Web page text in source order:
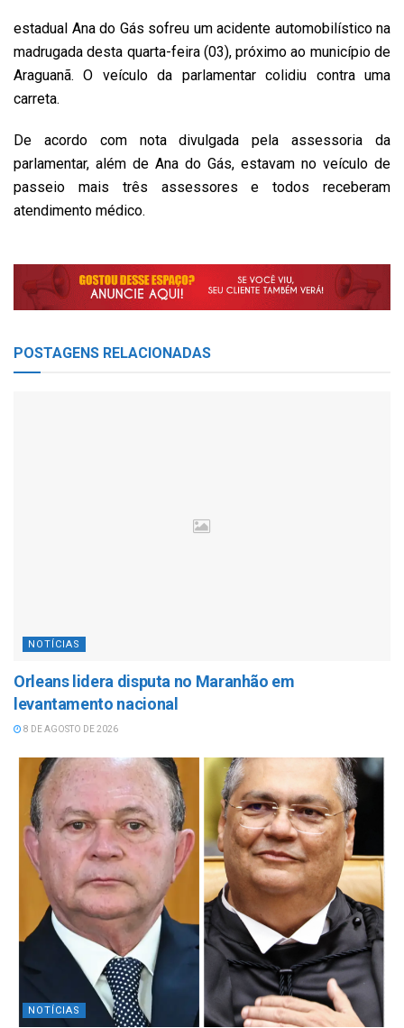
estadual Ana do Gás sofreu um acidente automobilístico na
madrugada desta quarta-feira (03), próximo ao município de
Araguanã. O veículo da parlamentar colidiu contra uma
carreta.
De acordo com nota divulgada pela assessoria da
parlamentar, além de Ana do Gás, estavam no veículo de
passeio mais três assessores e todos receberam
atendimento médico.
POSTAGENS RELACIONADAS
NOTÍCIAS
Orleans lidera disputa no Maranhão em
levantamento nacional
8 DE AGOSTO DE 2026
NOTÍCIAS